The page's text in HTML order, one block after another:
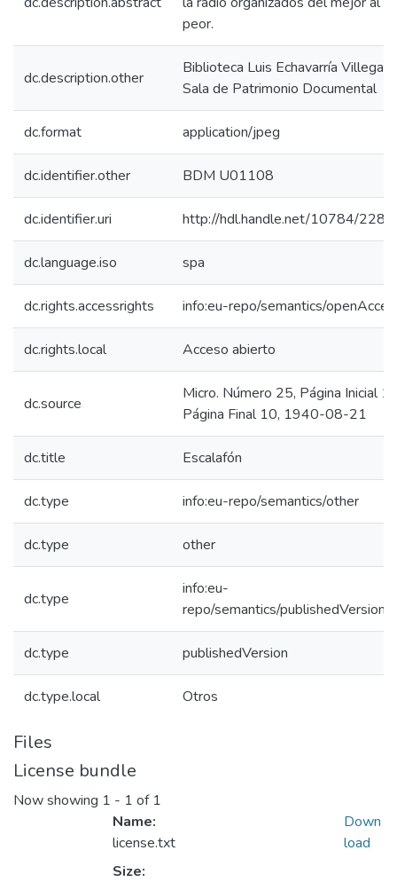
peor.
dc.description.other
Biblioteca Luis Echavarría Villegas,
Sala de Patrimonio Documental
dc.format application/jpeg
dc.identifier.other BDM U01108
dc.identifier.uri http://hdl.handle.net/10784/
dc.language.iso spa
dc.rights.accessrights info:eu-repo/semantics/
dc.rights.local Acceso abierto
dc.source
Micro. Número 25, Página Inicial
Página Final 10, 1940-08-21
dc.title Escalafón
dc.type info:eu-repo/semantics/other
dc.type other
dc.type
info:eu-
repo/semantics/publishedVersion
dc.type publishedVersion
dc.type.local Otros
Files
License bundle
Now showing 1 - 1 of 1
Name:
license.txt
Size:
Down
load